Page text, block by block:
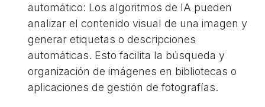
automático: Los algoritmos de IA pueden
analizar el contenido visual de una imagen y
generar etiquetas o descripciones
automáticas. Esto facilita la búsqueda y
organización de imágenes en bibliotecas o
aplicaciones de gestión de fotografías.